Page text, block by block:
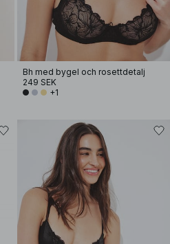
Bh med bygel och rosettdetalj
249 SEK
+1